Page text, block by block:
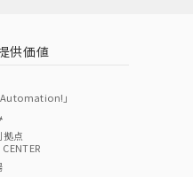
供価値
」
拠点